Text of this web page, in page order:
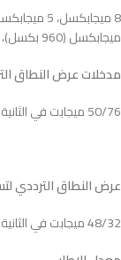
ميجابكسل (960 بكسل)، 1.0 ميجابكسل (720 بكسل)
مدخلات عرض النطاق
50/76 ميجابت في الثانية
عرض النطاق الترددي
48/32 ميجابت في الثانية